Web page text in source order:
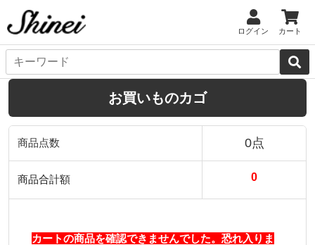
ログイン カート
お買いものカゴ
商品点数 0点
商品合計額 0
カートの商品を確認できませんでした。恐れ入りま